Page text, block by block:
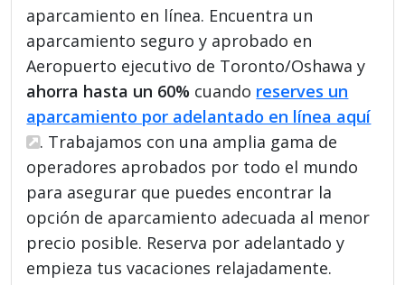
aparcamiento en línea. Encuentra un
aparcamiento seguro y aprobado en
Aeropuerto ejecutivo de Toronto/Oshawa y
ahorra hasta un 60% cuando reserves un
aparcamiento por adelantado en línea aquí
. Trabajamos con una amplia gama de
operadores aprobados por todo el mundo
para asegurar que puedes encontrar la
opción de aparcamiento adecuada al menor
precio posible. Reserva por adelantado y
empieza tus vacaciones relajadamente.